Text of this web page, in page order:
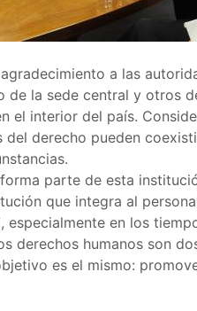
a las
la sede central y otros
el interior del país.
derecho pueden
parte de esta
que integra al
especialmente en los
derechos humanos son
es el mismo: